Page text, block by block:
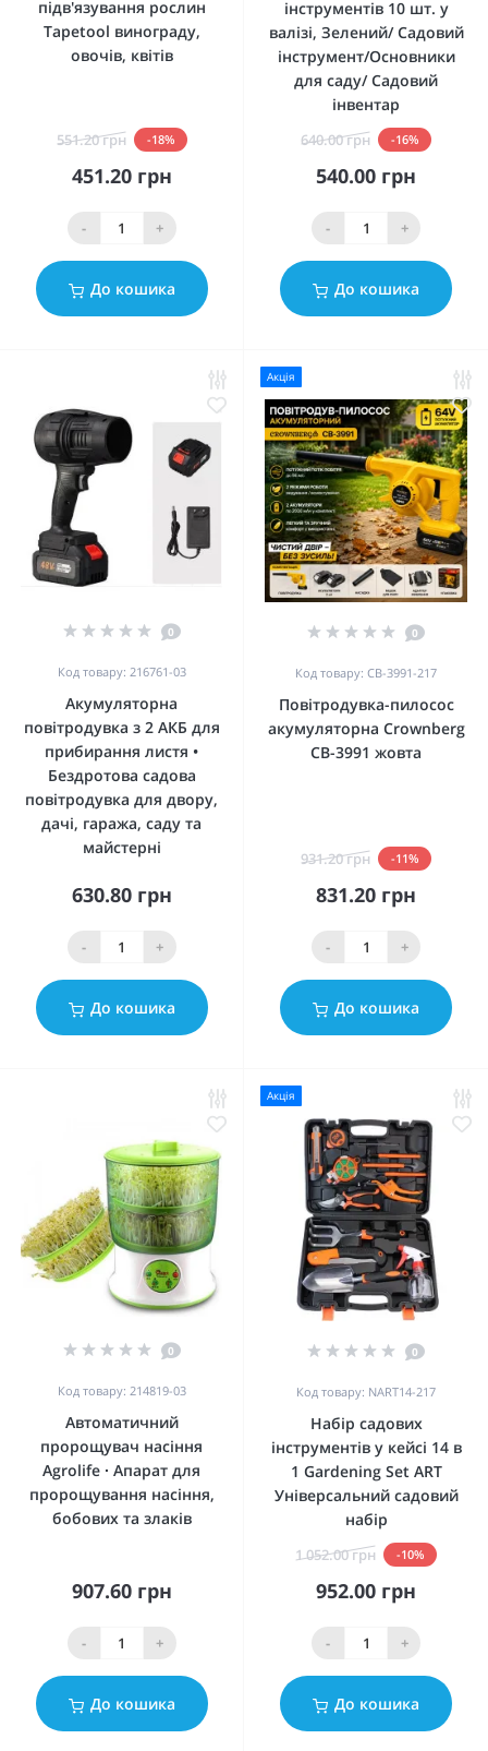
підв'язування рослин
Tapetool винограду,
овочів, квітів
551.20 грн -18%
451.20 грн
- +
До кошика
інструментів 10 шт. у
валізі, Зелений/ Садовий
інструмент/Основники
для саду/ Садовий
інвентар
640.00 грн -16%
540.00 грн
- +
До кошика
0
Код товару: 216761-03
Акумуляторна
повітродувка з 2 АКБ для
прибирання листя •
Бездротова садова
повітродувка для двору,
дачі, гаража, саду та
майстерні
630.80 грн
- +
До кошика
Акція
0
Код товару: CB-3991-217
Повітродувка-пилосос
акумуляторна Crownberg
CB-3991 жовта
931.20 грн -11%
831.20 грн
- +
До кошика
0
Код товару: 214819-03
Автоматичний
пророщувач насіння
Agrolife ∙ Апарат для
пророщування насіння,
бобових та злаків
907.60 грн
- +
До кошика
Акція
0
Код товару: NART14-217
Набір садових
інструментів у кейсі 14 в
1 Gardening Set ART
Універсальний садовий
набір
1 052.00 грн -10%
952.00 грн
- +
До кошика